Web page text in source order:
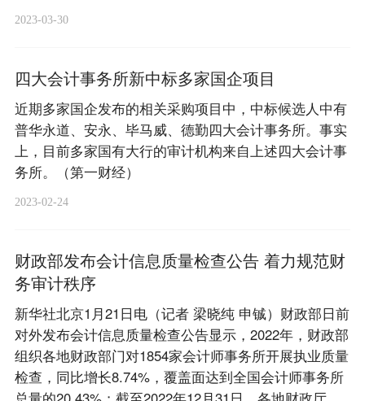
2023-03-30
四大会计事务所新中标多家国企项目
近期多家国企发布的相关采购项目中，中标候选人中有
普华永道、安永、毕马威、德勤四大会计事务所。事实
上，目前多家国有大行的审计机构来自上述四大会计事
务所。（第一财经）
2023-02-24
财政部发布会计信息质量检查公告 着力规范财
务审计秩序
新华社北京1月21日电（记者 梁晓纯 申铖）财政部日前
对外发布会计信息质量检查公告显示，2022年，财政部
组织各地财政部门对1854家会计师事务所开展执业质量
检查，同比增长8.74%，覆盖面达到全国会计师事务所